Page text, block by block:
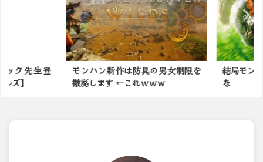
ク先生登
ズ】
モンハン新作は防具の男女制限を
撤廃します ←これｗｗｗ
結局モン
な